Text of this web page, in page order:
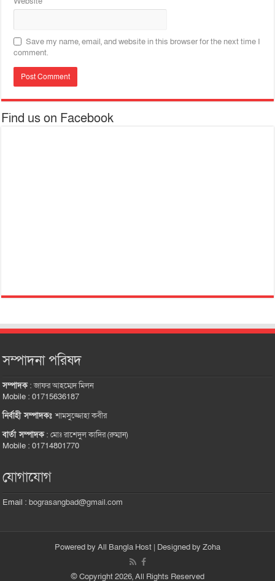
Save my name, email, and website in this browser for the next time I
comment.
Find us on Facebook
সম্পাদনা পরিষদ
সম্পাদক:জাফর আহম্মেদ মিলন
Mobile : 01715636187
নির্বাহী সম্পাদকঃশামসুজ্জোহা কবীর
বার্তা সম্পাদক:মোঃ রাশেদুল কাদির (রুম্মান)
Mobile : 01714801770
যোগাযোগ
Email :bograsangbad@gmail.com
Powered by All Bangla Host | Designed by Zoha
© Copyright 2026, All Rights Reserved